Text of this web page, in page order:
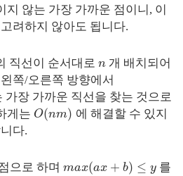
지 않는 가장 가까운 점이니, 이
려하지 않아도 됩니다.
직선이 순서대로n 개 배치되어
쪽/오른쪽 방향에서
가장 가까운 직선을 찾는 것으로
게는 O(nm) 에 해결할 수 있지
다.
으로 하며 max(ax + b) ≤ y 를